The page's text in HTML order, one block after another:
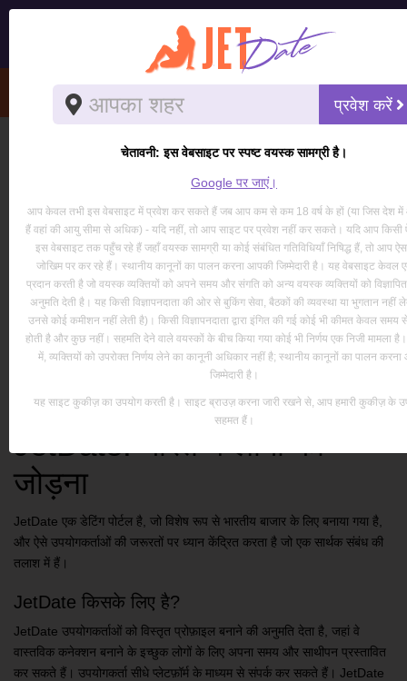
JetDate: भारत में लोगों को
जोड़ना
JetDate एक डेटिंग पोर्टल है, जो विशेष रूप से भारतीय बाजार के लिए बनाया गया है,
और ऐसे उपयोगकर्ताओं की जरूरतों पर ध्यान केंद्रित करता है जो एक सार्थक संबंध की
तलाश में हैं।
JetDate किसके लिए है?
JetDate उपयोगकर्ताओं को विस्तृत प्रोफ़ाइल बनाने की अनुमति देता है, जहां वे
वास्तविक कनेक्शन बनाने के इच्छुक लोगों के लिए अपना समय और साथीपन प्रस्तावित
कर सकते हैं। उपयोगकर्ता सीधे प्लेटफ़ॉर्म के माध्यम से संपर्क कर सकते हैं। JetDate
प्रवेश करें
चेतावनी: इस वेबसाइट पर स्पष्ट वयस्क सामग्री है।
Google पर जाएं।
आप केवल तभी इस वेबसाइट में प्रवेश कर सकते हैं जब आप कम से कम 18 वर्ष के हों (या जिस देश
हैं वहां की आयु सीमा से अधिक) - यदि नहीं, तो आप साइट पर प्रवेश नहीं कर सकते। यदि आप
इस वेबसाइट तक पहुँच रहे हैं जहाँ वयस्क सामग्री या कोई संबंधित गतिविधियाँ निषिद्ध हैं, तो आप
जोखिम पर कर रहे हैं। स्थानीय कानूनों का पालन करना आपकी जिम्मेदारी है। यह वेबसाइट केवल
प्रदान करती है जो वयस्क व्यक्तियों को अपने समय और संगति को अन्य वयस्क व्यक्तियों को
अनुमति देती है। यह किसी विज्ञापनदाता की ओर से बुकिंग सेवा, बैठकों की व्यवस्था या भुगतान नहीं
उनसे कोई कमीशन नहीं लेती है)। किसी विज्ञापनदाता द्वारा इंगित की गई कोई भी कीमत केवल समय
होती है और कुछ नहीं। सहमति देने वाले वयस्कों के बीच किया गया कोई भी निर्णय एक निजी मामला
में, व्यक्तियों को उपरोक्त निर्णय लेने का कानूनी अधिकार नहीं है; स्थानीय कानूनों का पालन
जिम्मेदारी है।
यह साइट कुकीज़ का उपयोग करती है। साइट ब्राउज़ करना जारी रखने से, आप हमारी कुकीज़ के
सहमत हैं।